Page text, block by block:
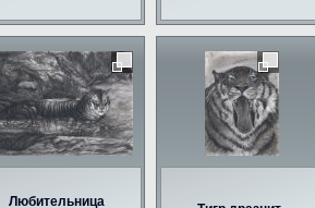
Любительница